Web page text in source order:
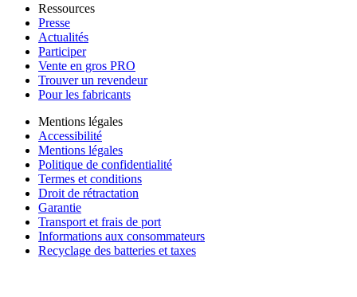
Ressources
Presse
Actualités
Participer
Vente en gros PRO
Trouver un revendeur
Pour les fabricants
Mentions légales
Accessibilité
Mentions légales
Politique de confidentialité
Termes et conditions
Droit de rétractation
Garantie
Transport et frais de port
Informations aux consommateurs
Recyclage des batteries et taxes